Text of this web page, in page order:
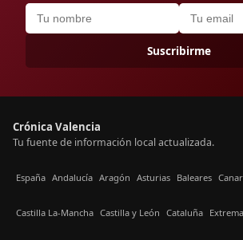
Suscribirme
Crónica Valencia
Tu fuente de información local actualizada.
España Andalucía Aragón Asturias Baleares
Castilla La-Mancha Castilla y León Cataluña